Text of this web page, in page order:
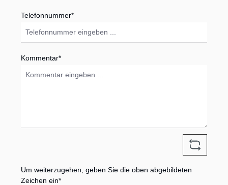
Telefonnummer*
Kommentar*
Um weiterzugehen, geben Sie die oben abgebildeten
Zeichen ein*